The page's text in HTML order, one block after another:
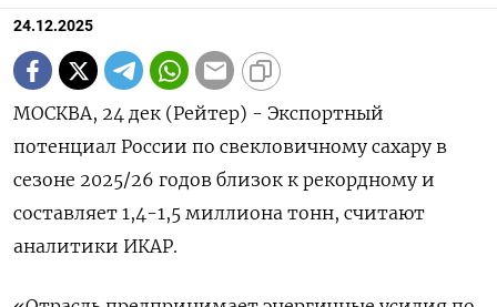
24.12.2025
МОСКВА, 24 дек (Рейтер) - Экспортный
потенциал России по свекловичному сахару в
сезоне 2025/26 годов близок к рекордному и
составляет 1,4-1,⁠5 миллиона тонн, считают
аналитики ИКАР.